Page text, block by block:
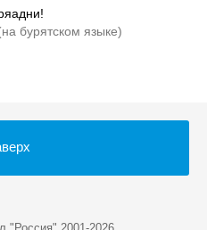
бурятском языке)